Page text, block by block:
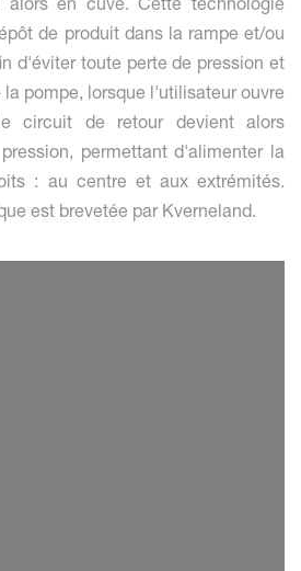
de produit dans la rampe et/ou
d'éviter toute perte de pression et
pompe, lorsque l'utilisateur ouvre
circuit de retour devient alors
permettant d'alimenter la
: au centre et aux extrémités.
est brevetée par Kverneland.